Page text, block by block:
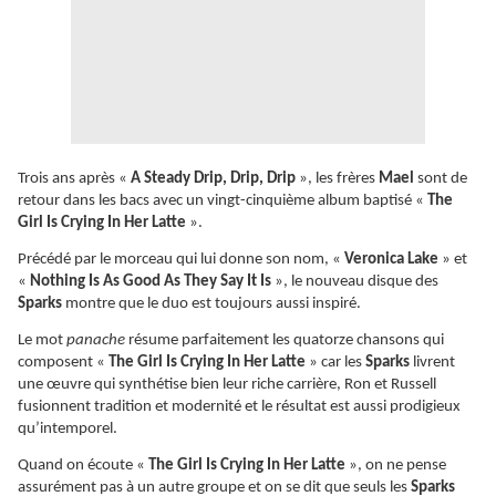
Trois ans après « A Steady Drip, Drip, Drip », les frères Mael sont de
retour dans les bacs avec un vingt-cinquième album baptisé « The
Girl Is Crying In Her Latte ».
Précédé par le morceau qui lui donne son nom, « Veronica Lake » et
« Nothing Is As Good As They Say It Is », le nouveau disque des
Sparks montre que le duo est toujours aussi inspiré.
Le mot panache résume parfaitement les quatorze chansons qui
composent « The Girl Is Crying In Her Latte » car les Sparks livrent
une œuvre qui synthétise bien leur riche carrière, Ron et Russell
fusionnent tradition et modernité et le résultat est aussi prodigieux
qu’intemporel.
Quand on écoute « The Girl Is Crying In Her Latte », on ne pense
assurément pas à un autre groupe et on se dit que seuls les Sparks